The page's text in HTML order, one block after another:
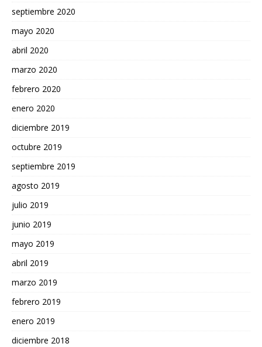
septiembre 2020
mayo 2020
abril 2020
marzo 2020
febrero 2020
enero 2020
diciembre 2019
octubre 2019
septiembre 2019
agosto 2019
julio 2019
junio 2019
mayo 2019
abril 2019
marzo 2019
febrero 2019
enero 2019
diciembre 2018